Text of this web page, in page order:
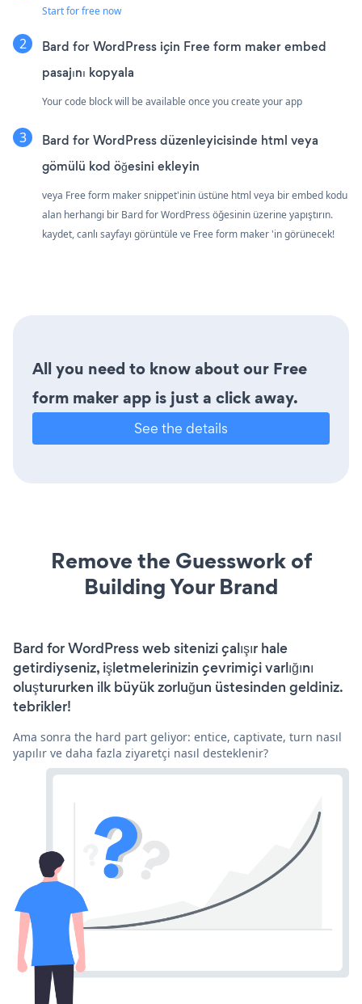
Start for free now
Bard for WordPress için Free form maker embed
pasajını kopyala
Your code block will be available once you create your app
Bard for WordPress düzenleyicisinde html veya
gömülü kod öğesini ekleyin
veya Free form maker snippet'inin üstüne html veya bir embed kodu
alan herhangi bir Bard for WordPress öğesinin üzerine yapıştırın.
kaydet, canlı sayfayı görüntüle ve Free form maker 'in görünecek!
All you need to know about our Free
form maker app is just a click away.
See the details
Remove the Guesswork of
Building Your Brand
Bard for WordPress web sitenizi çalışır hale
getirdiyseniz, işletmelerinizin çevrimiçi varlığını
oluştururken ilk büyük zorluğun üstesinden geldiniz.
tebrikler!
Ama sonra the hard part geliyor: entice, captivate, turn nasıl
yapılır ve daha fazla ziyaretçi nasıl desteklenir?